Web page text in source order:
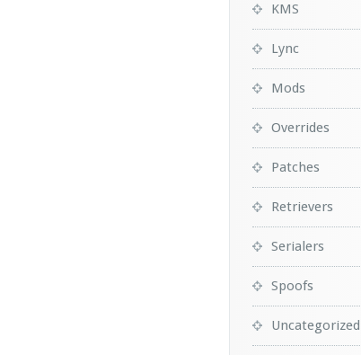
KMS
Lync
Mods
Overrides
Patches
Retrievers
Serialers
Spoofs
Uncategorized